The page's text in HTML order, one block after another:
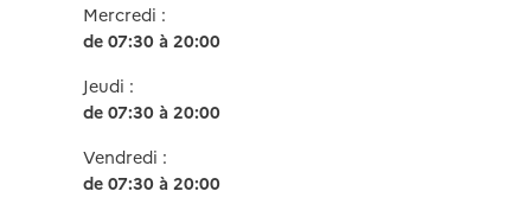
Mercredi :
de 07:30 à 20:00
Jeudi :
de 07:30 à 20:00
Vendredi :
de 07:30 à 20:00